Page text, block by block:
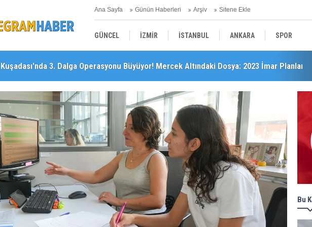
Ana Sayfa Günün Haberleri Arşiv Sitene Ekle
GÜNCEL İZMİR İSTANBUL ANKARA SPOR
YEREL SAĞLIK EKONOMİ POLİTİKA
Kuşadası'nda 3. Dalga Operasyonu Büyüyor! Mercek Altındaki Dosya: 2023 İmar Planları
İzmirli Firmadan Avrupa’da Önemli Başarı
Bu